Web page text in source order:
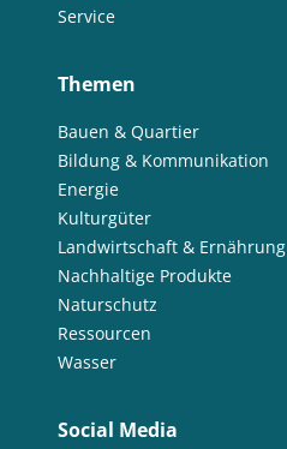
Service
Themen
Bauen & Quartier
Bildung & Kommunikation
Energie
Kulturgüter
Landwirtschaft & Ernährung
Nachhaltige Produkte
Naturschutz
Ressourcen
Wasser
Social Media